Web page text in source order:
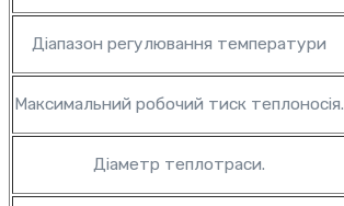
Діапазон регулювання температури
Максимальний робочий тиск теплоносія.
Діаметр теплотраси.